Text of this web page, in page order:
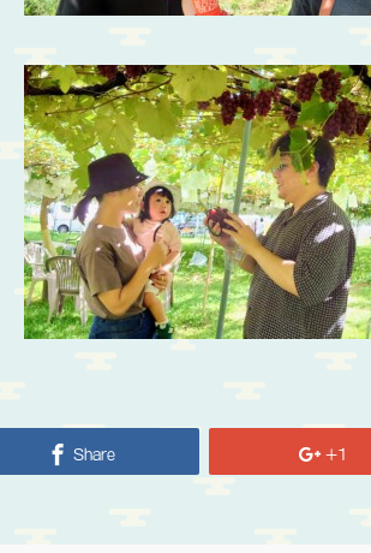
Share +1